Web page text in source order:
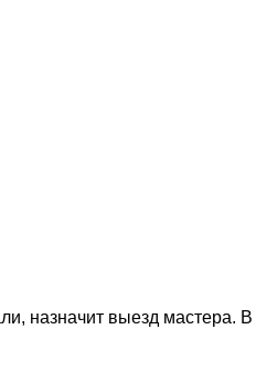
назначит выезд мастера.